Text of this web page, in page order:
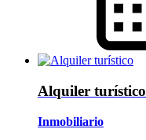
Alquiler turístico
Inmobiliario